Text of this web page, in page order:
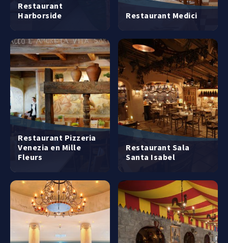
Restaurant
Harborside
Restaurant Medici
Restaurant Pizzeria
Venezia en Mille
Fleurs
Restaurant Sala
Santa Isabel